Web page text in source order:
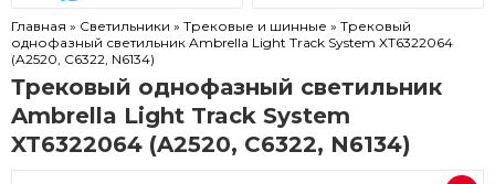
Главная » Светильники » Трековые и шинные » Трековый
однофазный светильник Ambrella Light Track System XT6322064
(A2520, C6322, N6134)
Трековый однофазный светильник
Ambrella Light Track System
XT6322064 (A2520, C6322, N6134)